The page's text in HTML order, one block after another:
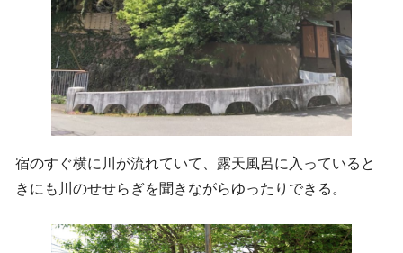
宿のすぐ横に川が流れていて、露天風呂に入っていると
きにも川のせせらぎを聞きながらゆったりできる。